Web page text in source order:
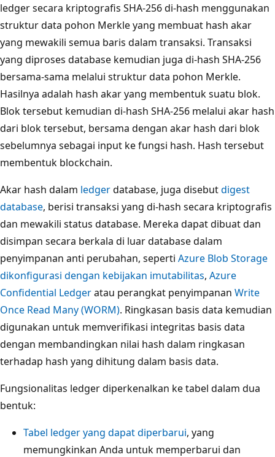
ledger secara kriptografis SHA-256 di-hash menggunakan
struktur data pohon Merkle yang membuat hash akar
yang mewakili semua baris dalam transaksi. Transaksi
yang diproses database kemudian juga di-hash SHA-256
bersama-sama melalui struktur data pohon Merkle.
Hasilnya adalah hash akar yang membentuk suatu blok.
Blok tersebut kemudian di-hash SHA-256 melalui akar hash
dari blok tersebut, bersama dengan akar hash dari blok
sebelumnya sebagai input ke fungsi hash. Hash tersebut
membentuk blockchain.
Akar hash dalam ledgerdatabase, juga disebutdigest
database, berisi transaksi yang di-hash secara kriptografis
dan mewakili status database. Mereka dapat dibuat dan
disimpan secara berkala di luar database dalam
penyimpanan anti perubahan, seperti Azure Blob Storage
dikonfigurasi dengan kebijakan imutabilitas, Azure
Confidential Ledgeratau perangkat penyimpanan Write
Once Read Many (WORM). Ringkasan basis data kemudian
digunakan untuk memverifikasi integritas basis data
dengan membandingkan nilai hash dalam ringkasan
terhadap hash yang dihitung dalam basis data.
Fungsionalitas ledger diperkenalkan ke tabel dalam dua
bentuk:
Tabel ledger yang dapat diperbarui, yang
memungkinkan Anda untuk memperbarui dan